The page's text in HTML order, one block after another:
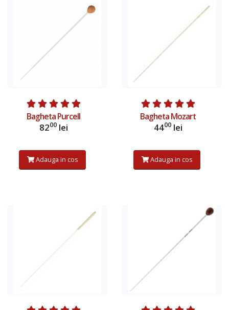
Bagheta Purcell
8200lei
Adauga in cos
Bagheta Mozart
4400lei
Adauga in cos
Adauga in cos Adauga in cos
Adauga in cos Adauga in cos